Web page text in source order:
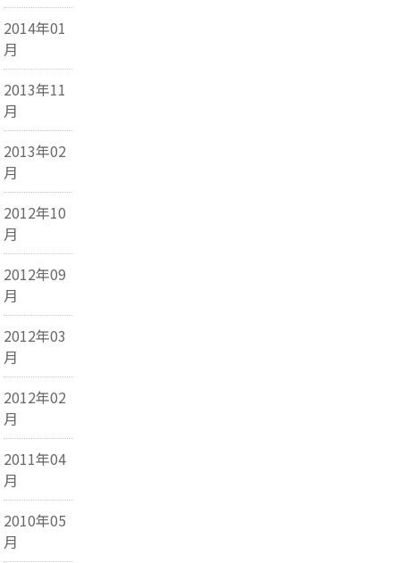
2014年01
月
2013年11
月
2013年02
月
2012年10
月
2012年09
月
2012年03
月
2012年02
月
2011年04
月
2010年05
月